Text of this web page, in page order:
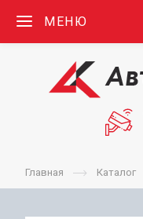
МЕНЮ
Главная Каталог